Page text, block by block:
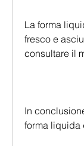
La forma
fresco e
consultare il
In
forma